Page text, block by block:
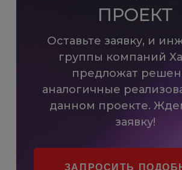
ПРОЕКТ
Оставьте заявку, и
группы компаний
предложат
аналогичные
данном проекте.
заявку!
ЗАПРОСИТЬ